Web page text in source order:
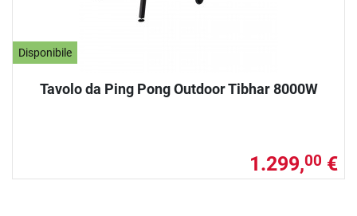
Disponibile
Tavolo da Ping Pong Outdoor Tibhar 8000W
1.299,00 €